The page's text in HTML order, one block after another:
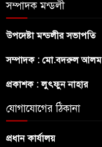
সম্পাদক মন্ডলী
উপদেষ্টা মন্ডলীর সভাপতি
সম্পাদক : মো.বদরুল আলম
প্রকাশক : লুৎফুন নাহার
যোগাযোগের ঠিকানা
প্রধান কার্যালয়